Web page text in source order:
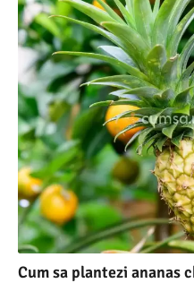
Cum sa plantezi ananas